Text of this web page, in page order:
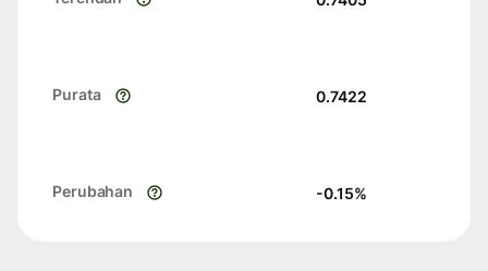
Purata 0.7422
Perubahan -0.15%